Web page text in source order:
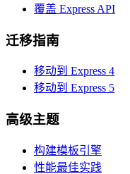
覆盖 Express API
迁移指南
移动到 Express 4
移动到 Express 5
高级主题
构建模板引擎
性能最佳实践